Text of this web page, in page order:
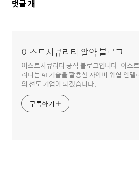
댓
댓글 개
이스트시큐리티 알약 블로그
이스트시큐리티 공식 블로그입니다. 이스
리티는 AI 기술을 활용한 사이버 위협 인텔
의 선도 기업이 되겠습니다.
구독하기